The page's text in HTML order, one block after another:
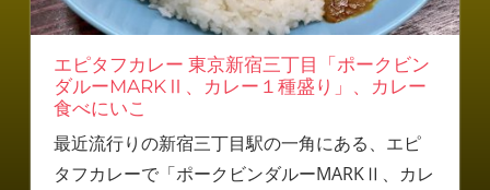
エピタフカレー 東京新宿三丁目「ポークビン
ダルーMARKⅡ、カレー１種盛り」、カレー
食べにいこ
最近流行りの新宿三丁目駅の一角にある、エピ
タフカレーで「ポークビンダルーMARKⅡ、カレ